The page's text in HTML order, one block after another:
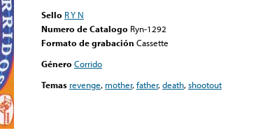
Sello R Y N
Numero de Catalogo Ryn-1292
Formato de grabación Cassette
Género Corrido
Temas revenge, mother,father,death,shootout